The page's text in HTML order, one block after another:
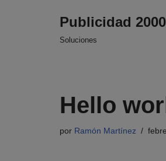
Publicidad 2000
Soluciones
Hello
por Ramón Martínez